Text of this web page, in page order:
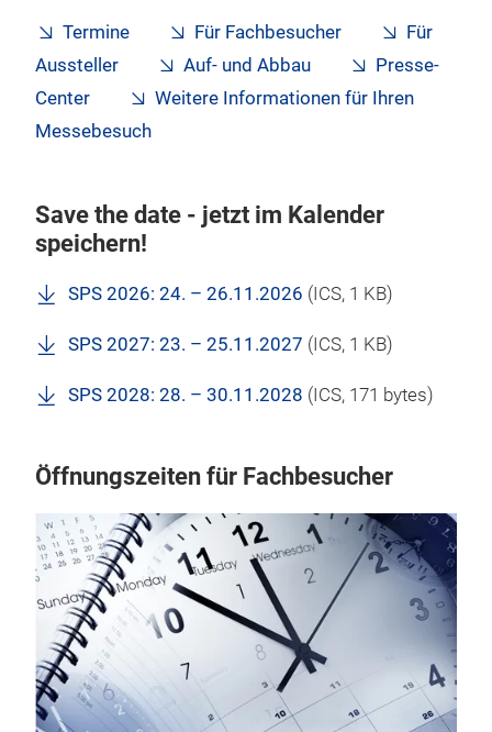
Termine Für Fachbesucher
Für
Aussteller
Auf- und Abbau
Presse-
Center
Weitere Informationen für Ihren
Messebesuch
Save the date - jetzt im Kalender
speichern!
SPS 2026: 24. – 26.11.2026 (ICS, 1 KB)
SPS 2027: 23. – 25.11.2027 (ICS, 1 KB)
SPS 2028: 28. – 30.11.2028 (ICS, 171 bytes)
Öffnungszeiten für Fachbesucher